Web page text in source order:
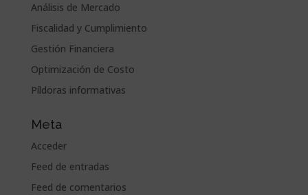
Análisis de Mercado
Fiscalidad y Cumplimiento
Gestión Financiera
Optimización de Costo
Píldoras informativas
Meta
Acceder
Feed de entradas
Feed de comentarios